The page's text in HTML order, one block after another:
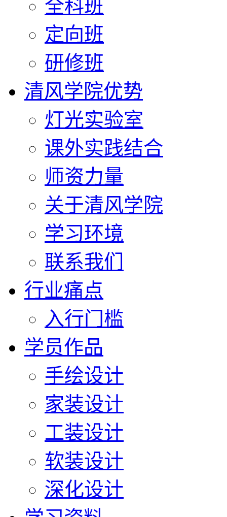
全科班
定向班
研修班
清风学院优势
灯光实验室
课外实践结合
师资力量
关于清风学院
学习环境
联系我们
行业痛点
入行门槛
学员作品
手绘设计
家装设计
工装设计
软装设计
深化设计